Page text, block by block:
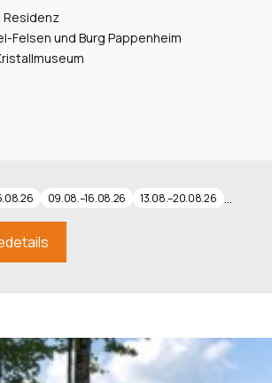
Residenz
Felsen und Burg Pappenheim
09.08.–16.08.26 13.08.–20.08.26